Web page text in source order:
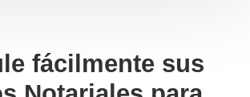
fácilmente sus